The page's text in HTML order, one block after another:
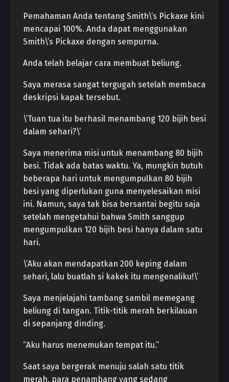
Pemahaman Anda tentang Smith\’s Pickaxe kini
mencapai 100%. Anda dapat menggunakan
Smith\’s Pickaxe dengan sempurna.
Anda telah belajar cara membuat beliung.
Saya merasa sangat tergugah setelah membaca
deskripsi kapak tersebut.
\’Tuan tua itu berhasil menambang 120 bijih besi
dalam sehari?\’
Saya menerima misi untuk menambang 80 bijih
besi. Tidak ada batas waktu. Ya, mungkin butuh
beberapa hari untuk mengumpulkan 80 bijih
besi yang diperlukan guna menyelesaikan misi
ini. Namun, saya tak bisa bersantai begitu saja
setelah mengetahui bahwa Smith sanggup
mengumpulkan 120 bijih besi hanya dalam satu
hari.
\’Aku akan mendapatkan 200 keping dalam
sehari, lalu buatlah si kakek itu mengenaliku!\’
Saya menjelajahi tambang sambil memegang
beliung di tangan. Titik-titik merah berkilauan
di sepanjang dinding.
“Aku harus menemukan tempat itu.”
Saat saya bergerak menuju salah satu titik
merah, para penambang yang sedang